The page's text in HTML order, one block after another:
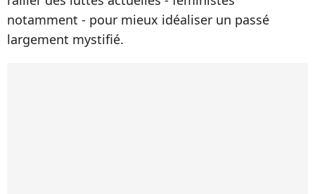
notamment - pour mieux idéaliser un passé
largement mystifié.